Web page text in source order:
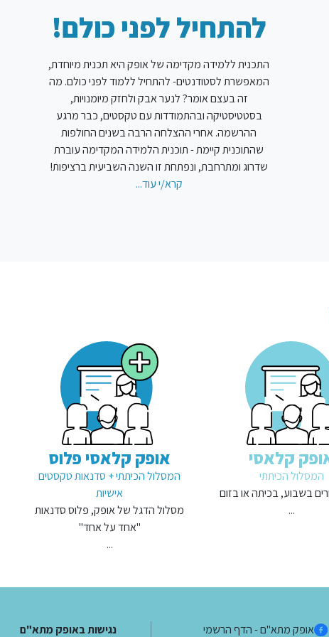
להתחיל לפני כולם!
התכנית ללמידה מקדימה של אופק היא תכנית מיוחדת,
המאפשרת לסטודנטים- להתחיל ללמוד לפני כולם. מה
זה בעצם אומר? לנער אבק ולחזק מיומנויות,
בסטטיסטיקה ובהתמודדות עם טקסטים, כבר מרגע
ההרשמה. אחרי ההצלחה הרבה בשנים החולפות
שהתוכנית קיימת - תוכנית הלמידה המקדימה עוברת
שדרוג ומתרחבת, ונפתחת זו השנה השביעית ברציפות!
קרא/י עוד...
קלאסי
המסלול הכיתתי
בשבוע, בכיתה או בזום
...
אופק קלאסי פלוס
המסלול הכיתתי + סדנאות טקסטים
אישיות
מסלול הדגל של אופק, פלוס סדנאות
"אחד על אחד"
...
אופק מתא"ם - הדף הרשמי נגישות באופק מתא"ם